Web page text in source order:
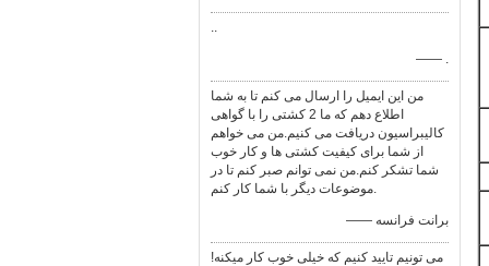
..
—— .
من این ایمیل را ارسال می کنم تا به شما
اطلاع دهم که ما 2 کشتی را با گواهی
کالیبراسیون دریافت می کنیم.من می خواهم
از شما برای کیفیت کشتی ها و کار خوب
شما تشکر کنم.من نمی توانم صبر کنم تا در
موضوعات دیگر با شما کار کنم.
—— برانت فرانسه
می تونیم تایید کنیم که خیلی خوب کار میکنه!